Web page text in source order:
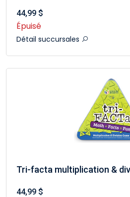
44,99 $
Épuisé
Détail succursales
Tri-facta multiplication &
44,99 $